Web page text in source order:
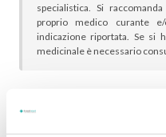
specialistica. Si
proprio medico curante
indicazione riportata. Se si
medicinale è necessario